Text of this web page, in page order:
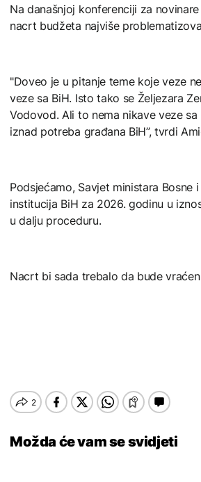
Na današnjoj konferenciji za
nacrt budžeta najviše
"Doveo je u pitanje teme koje veze
veze sa BiH. Isto tako se Željezara
Vodovod. Ali to nema nikave veze
iznad potreba građana BiH”, tvrdi
Podsjećamo, Savjet ministara
institucija BiH za 2026. godinu u
u dalju proceduru.
Nacrt bi sada trebalo da bude
Možda će vam se svidjeti